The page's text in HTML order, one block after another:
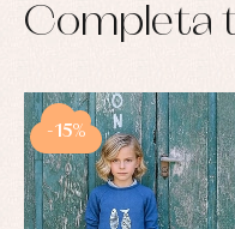
Completa
-15%